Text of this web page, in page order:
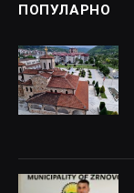
ПОПУЛАРНО